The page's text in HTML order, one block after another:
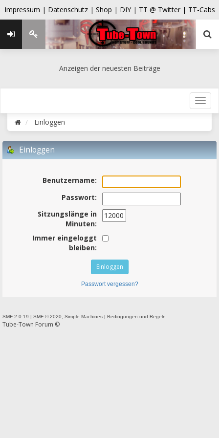
Impressum | Datenschutz | Shop | DIY | TT @ Twitter | TT-Cabs
Anzeigen der neuesten Beiträge
Einloggen
Einloggen
Benutzername:
Passwort:
Sitzungslänge in
Minuten:
Immer eingeloggt
bleiben:
Passwort vergessen?
SMF 2.0.19 SMF © 2020, Simple Machines Bedingungen und Regeln
Tube-Town Forum ©